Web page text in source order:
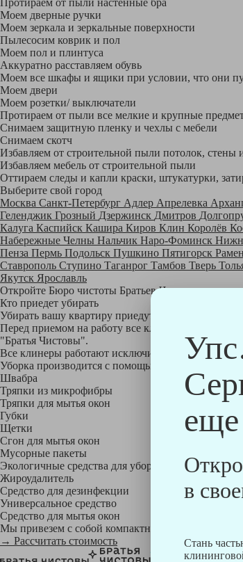
еще
в
Стань
Протираем от пыли настенные бра
Моем дверные ручки
Моем зеркала и зеркальные поверхности
Пылесосим коврик и пол
Моем пол и плинтуса
Аккуратно расставляем обувь
Моем все шкафы и ящики при условии, что они
Моем двери
Моем розетки/ выключатели
Протираем от пыли все мелкие и крупные
Снимаем защитную пленку и чехлы с мебели
Снимаем скотч
Избавляем от строительной пыли потолок, стены
Избавляем мебель от строительной пыли
Оттираем следы и капли краски, штукатурки,
Выберите свой город
Москва Санкт-Петербург Адлер Апрелевка
Геленджик Грозный Дзержинск Дмитров
Калуга Каспийск Кашира Киров Клин Королёв
Набережные Челны Нальчик Наро-Фоминск
Пенза Пермь Подольск Пушкино Пятигорск
Ставрополь Ступино Таганрог Тамбов Тверь
Якутск Ярославль
Откройте Бюро чистоты Братьев Чистовых в
Кто приедет убирать
Убирать вашу квартиру приедут
Перед приемом на работу все клинеры проходят
"Братья Чистовы".
Все клинеры работают исключительно в форме с
Уборка производится с помощью
Швабра
Тряпки из микрофибры
Тряпки для мытья окон
Губки
Щетки
Сгон для мытья окон
Мусорные пакеты
Экологичные средства для уборки немецкой
Жироудалитель
Средство для дезинфекции
Универсальное средство
Средство для мытья окон
Мы привезем с собой компактный
→ Рассчитать стоимость